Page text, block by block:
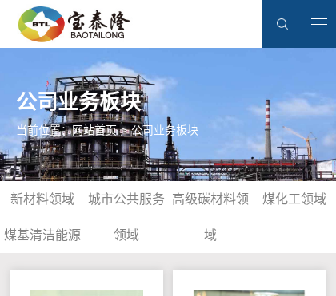
公司业务板块
当前位置：网站首页 > 公司业务板块
新材料领域 城市公共服务
领域
高级碳材料领
域
煤化工领域
煤基清洁能源
领域